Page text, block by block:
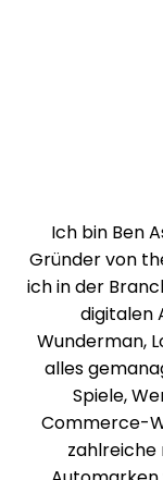
Ich bin Ben
Gründer von
ich in der
digitalen
Wunderman,
alles
Spiele,
Commerce-
zahlreiche